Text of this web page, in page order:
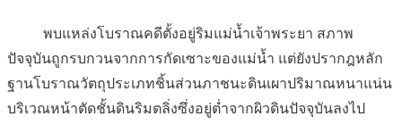
พบแหล่งโบราณคดีตั้งอยู่ริมแม่น้ำเจ้าพระยา สภาพ
ปัจจุบันถูกรบกวนจากการกัดเซาะของแม่น้ำ แต่ยังปรากฎหลัก
ฐานโบราณวัตถุประเภทชิ้นส่วนภาชนะดินเผาปริมาณหนาแน่น
บริเวณหน้าตัดชั้นดินริมตลิ่งซึ่งอยู่ต่ำจากผิวดินปัจจุบันลงไป